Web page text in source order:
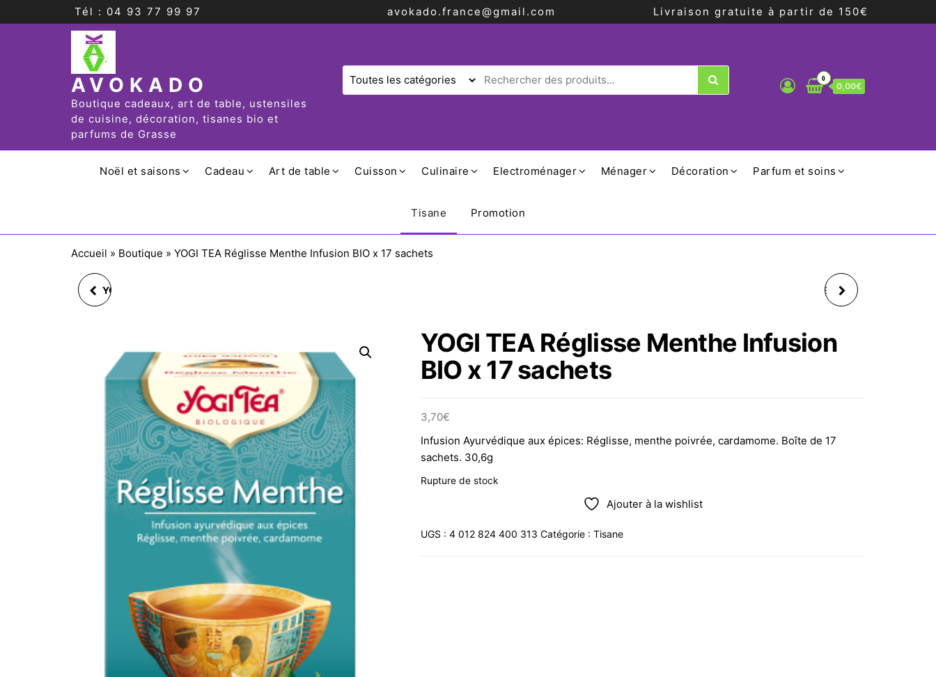
Tél : 04 93 77 99 97 avokado.france@gmail.com Livraison gratuite à partir de 150€
AVOKADO
Boutique cadeaux, art de table, ustensiles
de cuisine, décoration, tisanes bio et
parfums de Grasse
0
0,00€
Noël et saisons Cadeau Art de table Cuisson Culinaire Electroménager Ménager Décoration Parfum et soins
Tisane Promotion
Accueil » Boutique » YOGI TEA Réglisse Menthe Infusion BIO x 17 sachets
YOGI TEA RÉCONFORT
BIO X 17 SACHETS
YOGI TEA PROFONDE
YOGI TEA Réglisse Menthe Infusion
BIO x 17 sachets
3,70€
Infusion Ayurvédique aux épices: Réglisse, menthe poivrée, cardamome. Boîte de 17
sachets. 30,6g
Rupture de stock
Ajouter à la wishlist
UGS : 4 012 824 400 313 Catégorie : Tisane